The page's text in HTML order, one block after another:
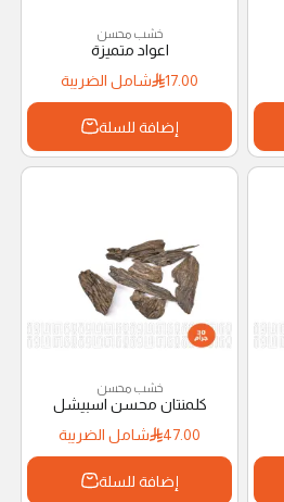
خشب محسن
اعواد متميزة
17.00
شامل الضريبة
إضافة للسلة
خشب محسن
كلمنتان محسن اسبيشل
47.00
شامل الضريبة
إضافة للسلة